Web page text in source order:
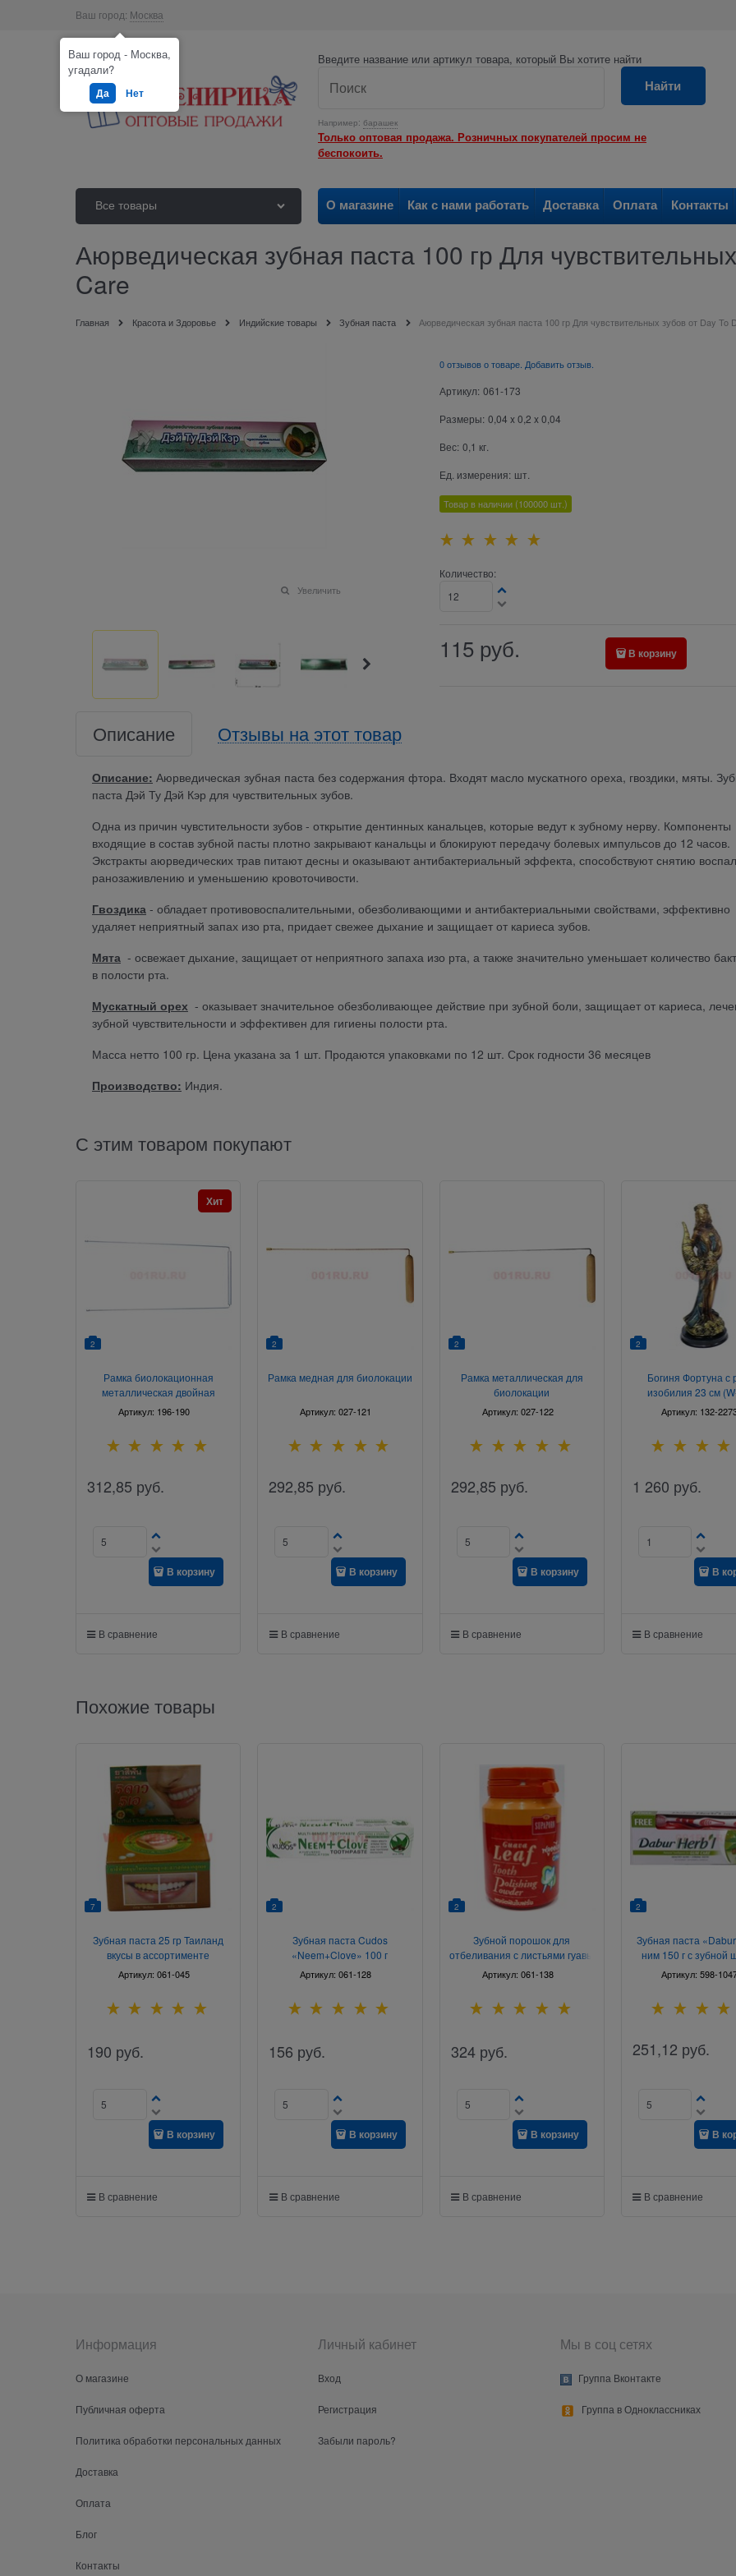
Ваш город: Москва
Введите название или артикул товара, который Вы хотите найти
Например: барашек
Найти
Только оптовая продажа. Розничных покупателей просим не
беспокоить.
Все товары О магазине Как с нами работать Доставка Оплата Контакты
Аюрведическая зубная паста 100 гр Для
Care
Главная Красота и Здоровье Индийские товары Зубная паста Аюрведическая зубная паста 100 гр Для чувствительных зубов от Day To
Увеличить
0 отзывов о товаре. Добавить отзыв.
Артикул: 061-173
Размеры: 0,04 x 0,2 x 0,04
Вес: 0,1 кг.
Ед. измерения: шт.
Товар в наличии (100000 шт.)
Количество:
115 руб. В корзину
Описание Отзывы на этот товар
Описание: Аюрведическая зубная паста без содержания фтора. Входят масло мускатного ореха, гвоздики, мяты.
паста Дэй Ту Дэй Кэр для чувствительных зубов.
Одна из причин чувстительности зубов - открытие дентинных канальцев, которые ведут к зубному нерву. Компоненты
входящие в состав зубной пасты плотно закрывают канальцы и блокируют передачу болевых импульсов до 12 часов.
Экстракты аюрведических трав питают десны и оказывают антибактериальный эффекта, способствуют снятию
ранозаживлению и уменьшению кровоточивости.
Гвоздика - обладает противовоспалительными, обезболивающими и антибактериальными свойствами, эффективно
удаляет неприятный запах изо рта, придает свежее дыхание и защищает от кариеса зубов.
Мята - освежает дыхание, защищает от неприятного запаха изо рта, а также значительно уменьшает количество
в полости рта.
Мускатный орех - оказывает значительное обезболивающее действие при зубной боли, защищает от кариеса,
зубной чувствительности и эффективен для гигиены полости рта.
Масса нетто 100 гр. Цена указана за 1 шт. Продаются упаковками по 12 шт. Срок годности 36 месяцев
Производство: Индия.
С этим товаром покупают
2
Рамка биолокационная
металлическая двойная
Артикул: 196-190
Хит
312,85 руб.
В корзину
В сравнение
2
Рамка медная для биолокации
Артикул:027-121
292,85 руб.
В корзину
В сравнение
2
Рамка металлическая для
биолокации
Артикул: 027-122
292,85 руб.
В корзину
В сравнение
2
Богиня Фортуна с
изобилия 23 см
Артикул: 132-
1 260 руб.
В
В сравнение
Похожие товары
7
Зубная паста 25 гр Таиланд
вкусы в ассортименте
Артикул:061-045
190 руб.
В корзину
В сравнение
2
Зубная паста Cudos
«Neem+Clove» 100 г
Артикул:061-128
156 руб.
В корзину
В сравнение
2
Зубной порошок для
отбеливания с листьями гуавы
90 г
Артикул: 061-138
324 руб.
В корзину
В сравнение
2
Зубная паста
ним 150 г с зубной
Артикул: 598-
251,12 руб.
В
В сравнение
Информация
О магазине
Публичная оферта
Политика обработки персональных данных
Доставка
Оплата
Блог
Контакты
Личный кабинет
Вход
Регистрация
Забыли пароль?
Мы в соц сетях
Группа Вконтакте
Группа в Одноклассниках
Ваш город - Москва,
угадали?
Да Нет